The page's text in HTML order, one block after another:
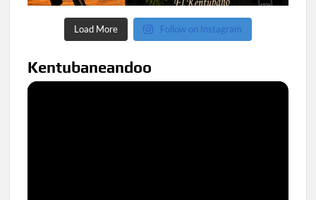
Load More Follow on Instagram
Kentubaneandoo